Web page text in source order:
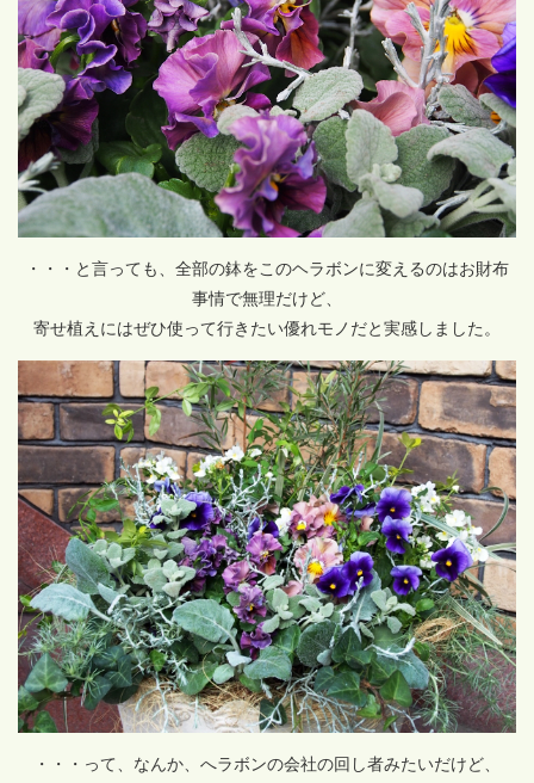
・・・と言っても、全部の鉢をこのヘラボンに変えるのはお財布
事情で無理だけど、
寄せ植えにはぜひ使って行きたい優れモノだと実感しました。
・・・って、なんか、へラボンの会社の回し者みたいだけど、